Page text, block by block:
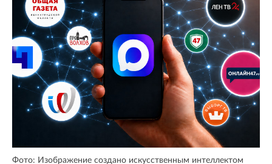
Фото: Изображение создано искусственным интеллектом